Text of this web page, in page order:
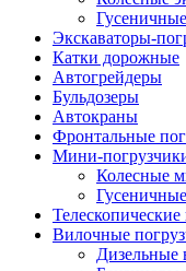
Экскаваторы-
Катки дорожные
Автогрейдеры
Бульдозеры
Автокраны
Фронтальные
Мини-
Колесные
Вилочные
Дизельные